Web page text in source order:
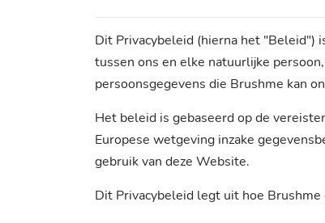
Dit Privacybeleid (hierna het "Beleid")
tussen ons en elke natuurlijke
persoonsgegevens die Brushme kan
Het beleid is gebaseerd op de
Europese wetgeving inzake
gebruik van deze Website.
Dit Privacybeleid legt uit hoe